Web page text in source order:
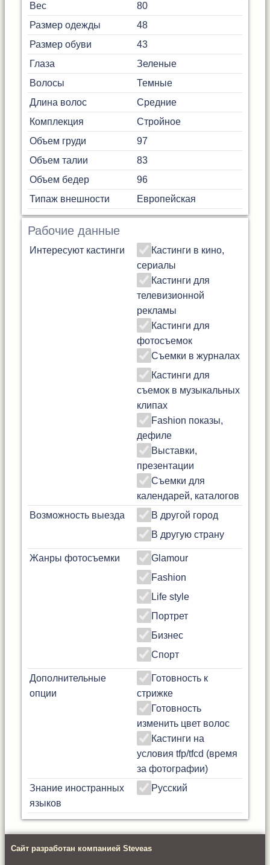
Вес
80
Размер одежды
48
Размер обуви
43
Глаза
Зеленые
Волосы
Темные
Длина волос
Средние
Комплекция
Стройное
Объем груди
97
Объем талии
83
Объем бедер
96
Типаж внешности
Европейская
Рабочие данные
Интересуют кастинги
Кастинги в кино,
сериалы
Кастинги для
телевизионной
рекламы
Кастинги для
фотосъемок
Съемки в журналах
Кастинги для
съемок в музыкальных
клипах
Fashion показы,
дефиле
Выставки,
презентации
Съемки для
календарей, каталогов
Возможность выезда
В другой город
В другую страну
Жанры фотосъемки
Glamour
Fashion
Life style
Портрет
Бизнес
Спорт
Дополнительные
опции
Готовность к
стрижке
Готовность
изменить цвет волос
Кастинги на
условия tfp/tfcd (время
за фотографии)
Знание иностранных
языков
Русский
Сайт разработан компанией Steveas